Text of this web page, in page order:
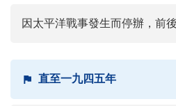
因太平洋戰事發生而停辦，前
直至一九四五年